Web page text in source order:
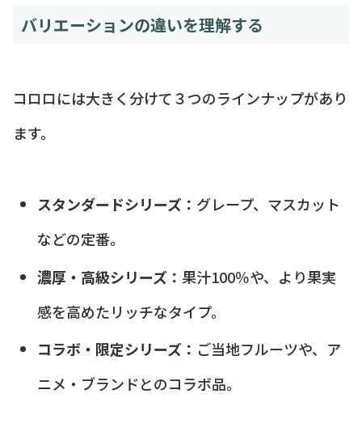
バリエーションの違いを理解する
コロロには大きく分けて３つのラインナップがあり
ます。
スタンダードシリーズ： グレープ、マスカット
などの定番。
濃厚・高級シリーズ： 果汁100％や、より果実
感を高めたリッチなタイプ。
コラボ・限定シリーズ： ご当地フルーツや、ア
ニメ・ブランドとのコラボ品。